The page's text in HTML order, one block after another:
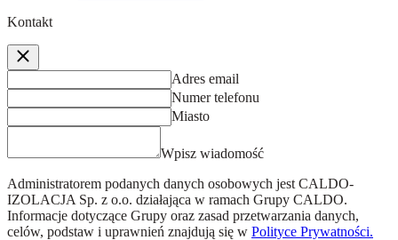
Kontakt
Adres email
Numer telefonu
Miasto
Wpisz wiadomość
Administratorem podanych danych osobowych jest CALDO-
IZOLACJA Sp. z o.o. działająca w ramach Grupy CALDO.
Informacje dotyczące Grupy oraz zasad przetwarzania danych,
celów, podstaw i uprawnień znajdują się w Polityce Prywatności.